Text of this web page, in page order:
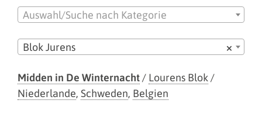
Auswahl/Suche nach Kategorie
×
Blok Jurens
Midden in De Winternacht/ Lourens Blok /
Niederlande, Schweden, Belgien